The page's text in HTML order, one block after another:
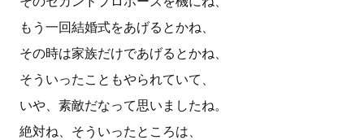
もう一回結婚式をあげるとかね、
その時は家族だけであげるとかね、
そういったこともやられていて、
いや、素敵だなって思いましたね。
絶対ね、そういったところは、